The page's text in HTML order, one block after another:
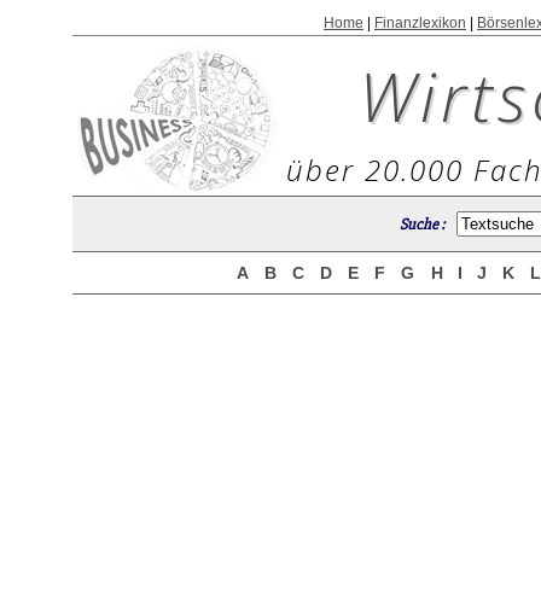
Home Finanzlexikon
über 20.000
Suche :
A B C D E F G H I J K